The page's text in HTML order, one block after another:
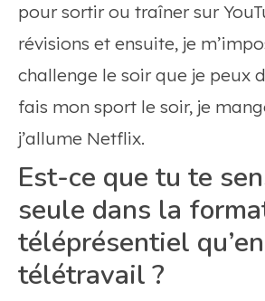
pour sortir ou traîner sur
révisions et ensuite, je
challenge le soir que je peux
fais mon sport le soir, je
j’allume Netflix.
Est-ce que tu te
seule dans la
téléprésentiel qu’en
télétravail ?